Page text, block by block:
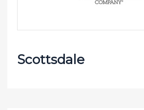
Scottsdale